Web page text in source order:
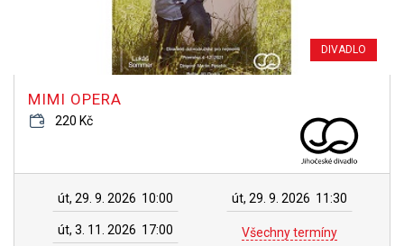
DIVADLO
MIMI OPERA
220 Kč
út, 29. 9. 2026 10:00 út, 29. 9. 2026 11:30
út, 3. 11. 2026 17:00 Všechny termíny